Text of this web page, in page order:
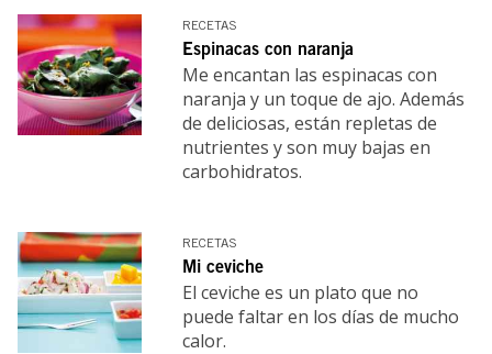
RECETAS
Espinacas con naranja
Me encantan las espinacas con
naranja y un toque de ajo. Además
de deliciosas, están repletas de
nutrientes y son muy bajas en
carbohidratos.
RECETAS
Mi ceviche
El ceviche es un plato que no
puede faltar en los días de mucho
calor.